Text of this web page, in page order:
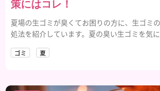
策にはコレ！
夏場の生ゴミが臭くてお困りの方に、生ゴミ
処法を紹介しています。夏の臭い生ゴミを気
ゴミ 夏